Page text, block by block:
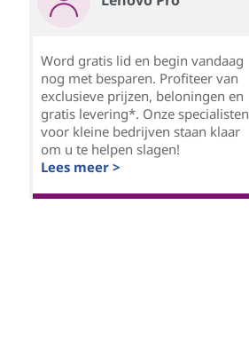
Word gratis lid en begin vandaag
nog met besparen. Profiteer van
exclusieve prijzen, beloningen en
gratis levering*. Onze specialisten
voor kleine bedrijven staan klaar
om u te helpen slagen!
Lees meer >